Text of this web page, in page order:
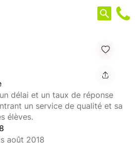
délai et un taux de réponse
un service de qualité et sa
élèves.
août 2018